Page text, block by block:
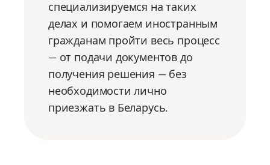
специализируемся на таких
делах и помогаем иностранным
гражданам пройти весь процесс
— от подачи документов до
получения решения — без
необходимости лично
приезжать в Беларусь.